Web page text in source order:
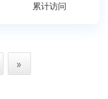
累计访问
»